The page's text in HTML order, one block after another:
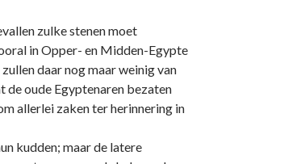
zulke stenen moet
in Opper- en Midden-Egypte
daar nog maar weinig van
de oude Egyptenaren bezaten
allerlei zaken ter herinnering in
kudden; maar de latere